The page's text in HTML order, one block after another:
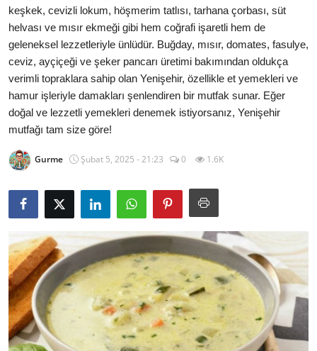
İletişim
Şehirler
Helal Gıda & Dini Hükümler
Gıda Güvenliği & Bilimi
Mutfak Püf Noktaları & İpuçları
Mekan & Lezzet Rotaları
Temel Gıda ve Ürün Rehberleri
İçecek Kültürü & Barista
Yöresel Tarifler & Ev Yemekleri
Gıda Güvenliği & Sağlık
keşkek, cevizli lokum, höşmerim tatlısı, tarhana çorbası, süt
helvası ve mısır ekmeği gibi hem coğrafi işaretli hem de
geleneksel lezzetleriyle ünlüdür. Buğday, mısır, domates, fasulye,
ceviz, ayçiçeği ve şeker pancarı üretimi bakımından oldukça
verimli topraklara sahip olan Yenişehir, özellikle et yemekleri ve
hamur işleriyle damakları şenlendiren bir mutfak sunar. Eğer
doğal ve lezzetli yemekleri denemek istiyorsanız, Yenişehir
mutfağı tam size göre!
Gurme Şubat 5, 2025 - 21:23 0 1.6K